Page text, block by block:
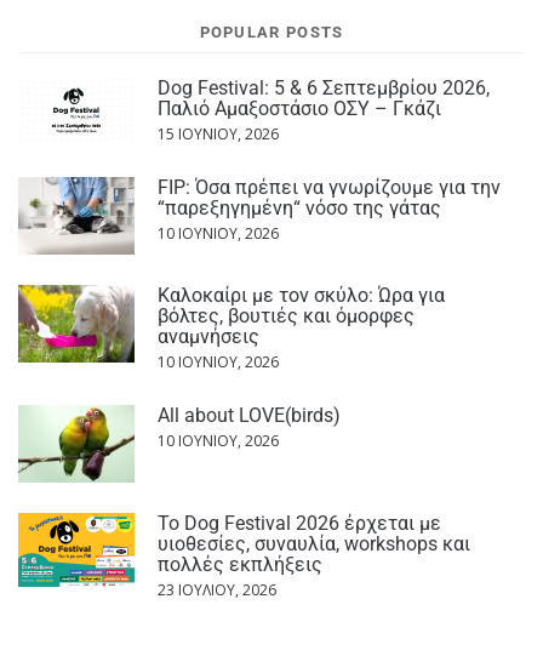
POPULAR POSTS
Dog Festival: 5 & 6 Σεπτεμβρίου 2026,
Παλιό Αμαξοστάσιο ΟΣΥ – Γκάζι
15 ΙΟΥΝΊΟΥ, 2026
FIP: Όσα πρέπει να γνωρίζουμε για την
“παρεξηγημένη“ νόσο της γάτας
10 ΙΟΥΝΊΟΥ, 2026
Καλοκαίρι με τον σκύλο: Ώρα για
βόλτες, βουτιές και όμορφες
αναμνήσεις
10 ΙΟΥΝΊΟΥ, 2026
All about LOVE(birds)
10 ΙΟΥΝΊΟΥ, 2026
Το Dog Festival 2026 έρχεται με
υιοθεσίες, συναυλία, workshops και
πολλές εκπλήξεις
23 ΙΟΥΛΊΟΥ, 2026